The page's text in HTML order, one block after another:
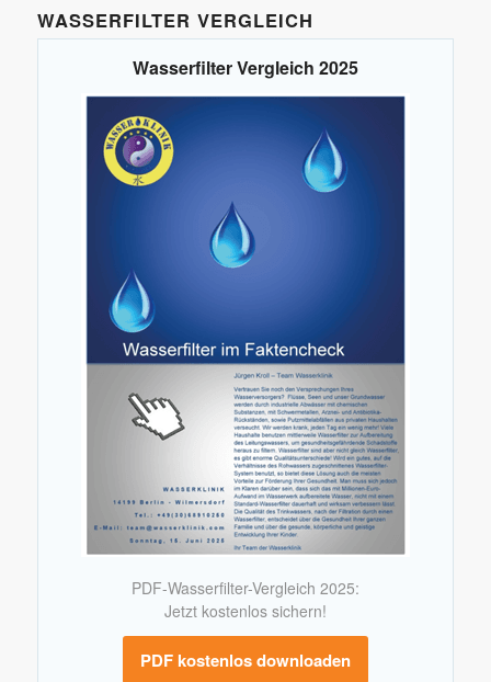
WASSERFILTER VERGLEICH
Wasserfilter Vergleich 2025
PDF-Wasserfilter-Vergleich 2025:
Jetzt kostenlos sichern!
PDF kostenlos downloaden